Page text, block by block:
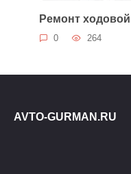
Ремонт
0 264
AVTO-GURMAN.RU